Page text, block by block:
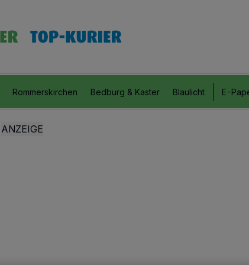
Rommerskirchen Bedburg & Kaster Blaulicht E-